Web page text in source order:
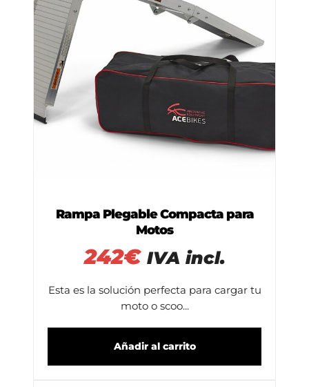
Rampa Plegable Compacta para
Motos
242€ IVA incl.
Esta es la solución perfecta para cargar tu
moto o scoo...
Añadir al carrito